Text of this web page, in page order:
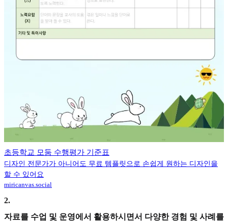
초등학교 모둠 수행평가 기준표
디자인 전문가가 아니어도 무료 템플릿으로 손쉽게 원하는 디자인을
할 수 있어요
miricanvas.social
2.
자료를 수업 및 운영에서 활용하시면서 다양한 경험 및 사례를